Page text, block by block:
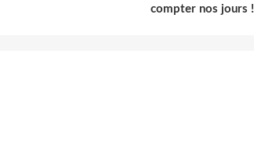
compter nos jours !